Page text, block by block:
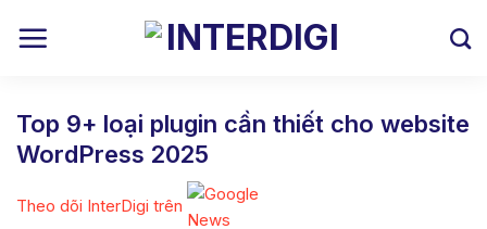
Top 9+ loại plugin cần thiết cho website
WordPress 2025
Theo dõi InterDigi trên